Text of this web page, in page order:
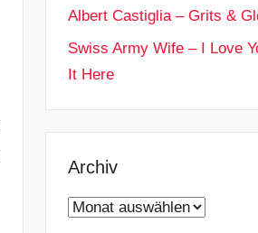
Albert Castiglia – Grits &
Swiss Army Wife – I Love
It Here
Archiv
Archiv